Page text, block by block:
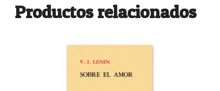
Productos relacionados